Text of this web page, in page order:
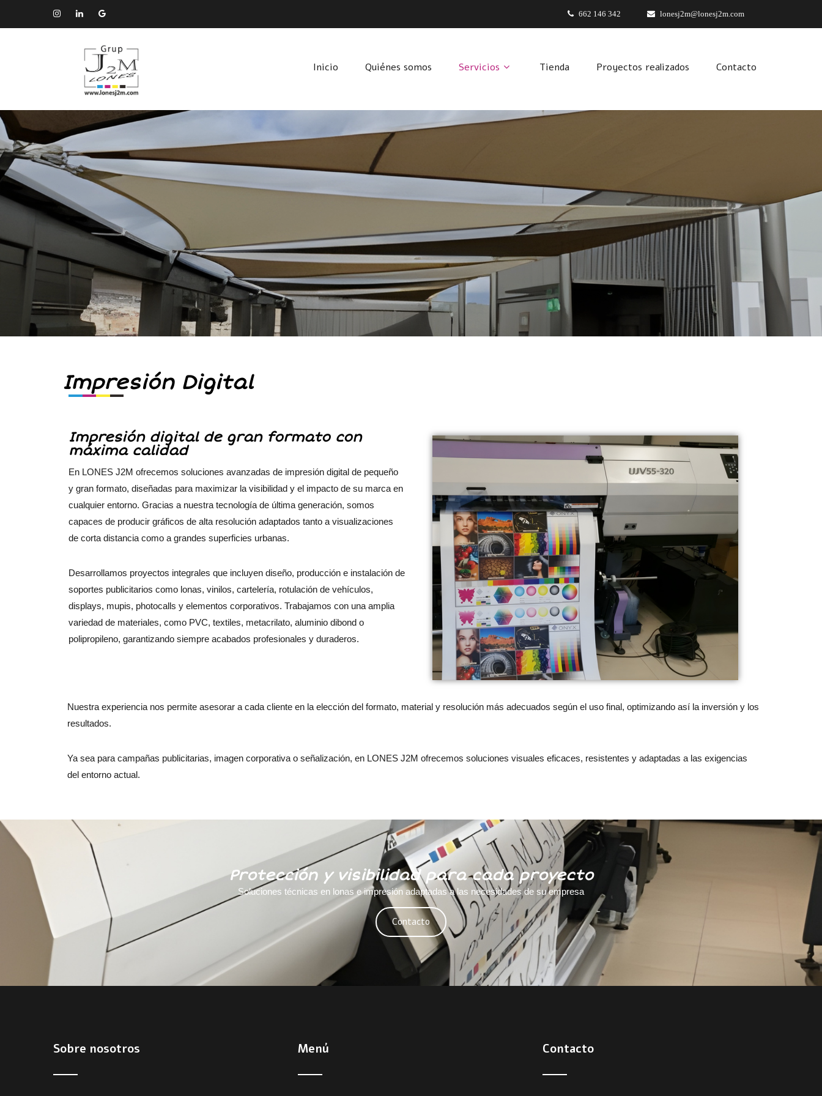
662 146 342 lonesj2m@lonesj2m.com
Inicio Quiénes somos Servicios Tienda Proyectos realizados Contacto
Impresión Digital
Impresión digital de gran formato con
máxima calidad
En LONES J2M ofrecemos soluciones avanzadas de impresión digital de pequeño
y gran formato, diseñadas para maximizar la visibilidad y el impacto de su marca en
cualquier entorno. Gracias a nuestra tecnología de última generación, somos
capaces de producir gráficos de alta resolución adaptados tanto a visualizaciones
de corta distancia como a grandes superficies urbanas.
Desarrollamos proyectos integrales que incluyen diseño, producción e instalación de
soportes publicitarios como lonas, vinilos, cartelería, rotulación de vehículos,
displays, mupis, photocalls y elementos corporativos. Trabajamos con una amplia
variedad de materiales, como PVC, textiles, metacrilato, aluminio dibond o
polipropileno, garantizando siempre acabados profesionales y duraderos.
Nuestra experiencia nos permite asesorar a cada cliente en la elección del formato, material y resolución más adecuados según el uso final, optimizando así la inversión y los
resultados.
Ya sea para campañas publicitarias, imagen corporativa o señalización, en LONES J2M ofrecemos soluciones visuales eficaces, resistentes y adaptadas a las exigencias
del entorno actual.
Protección y visibilidad para cada proyecto
Soluciones técnicas en lonas e impresión adaptadas a las necesidades de su empresa
Contacto
Sobre nosotros Menú Contacto